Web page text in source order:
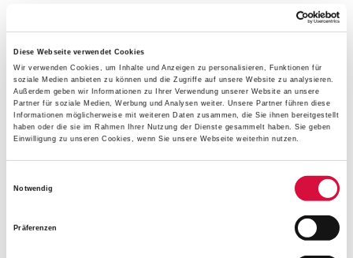
Diese Webseite verwendet Cookies
Wir verwenden Cookies, um Inhalte und Anzeigen zu personalisieren, Funktionen für
soziale Medien anbieten zu können und die Zugriffe auf unsere Website zu analysieren.
Außerdem geben wir Informationen zu Ihrer Verwendung unserer Website an unsere
Partner für soziale Medien, Werbung und Analysen weiter. Unsere Partner führen diese
Informationen möglicherweise mit weiteren Daten zusammen, die Sie ihnen bereitgestellt
haben oder die sie im Rahmen Ihrer Nutzung der Dienste gesammelt haben. Sie geben
Einwilligung zu unseren Cookies, wenn Sie unsere Webseite weiterhin nutzen.
Notwendig
Präferenzen
Profittlich, der 1913 im niederländischen Heerenberg in
den Jesuitenorden eingetreten war, war seit 1931
apostolischer Administrator der katholischen Kirche im
damals unabhängigen Estland undseit 1936 Erzbischof.
Zuvor war er unter anderem in Oppeln und Hamburg als
Geistlicher tätig. Nach der sowjetischen Besetzung des
Landes 1940 wurde Profittlich wie rund 60.000 weitere
Esten 1941 verhaftet, deportiert und in Kirow zum Tode
Wie aus erhaltenen sowjetischen Unterlagen hervorgeht,
starb Profittlich noch vor der Vollstreckung des Urteils am
22. Februar 1942 an den Folgen von Folter und Haft. Zur
wurde von der